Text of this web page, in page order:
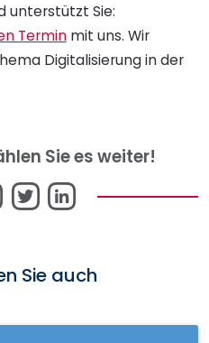
unterstützt Sie:
Terminmit uns. Wir
Digitalisierung in der
Sie es weiter!
Twitter
LinkedIn
Sie auch